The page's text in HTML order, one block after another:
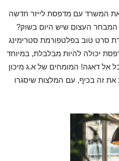
המשרד עם מדפסת לייזר חדשה
העצום שיש היום בשוק?
סרט טוב בפלטפורמת סטרימינג
יכולה להיות מבלבלת, במיוחד
אל דאגה! המומחים של א.ג מיכון
את זה בכיף, עם המלצות שיסגרו